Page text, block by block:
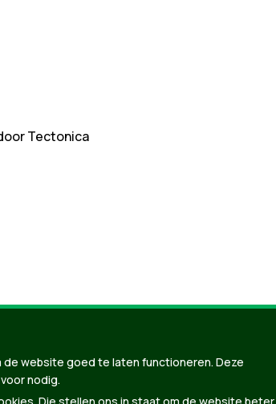
Tectonica
website goed te laten functioneren. Deze
nodig.